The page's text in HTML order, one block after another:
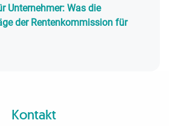
Unternehmer: Was die
der Rentenkommission für
Kontakt